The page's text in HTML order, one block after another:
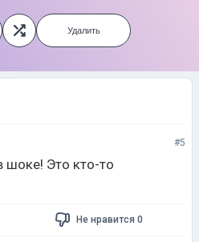
Удалить
#5
шоке! Это кто-то
Не нравится 0